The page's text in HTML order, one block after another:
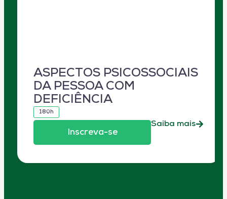
ASPECTOS PSICOSSOCIAIS
DA PESSOA COM
DEFICIÊNCIA
180h
Inscreva-se
Saiba mais